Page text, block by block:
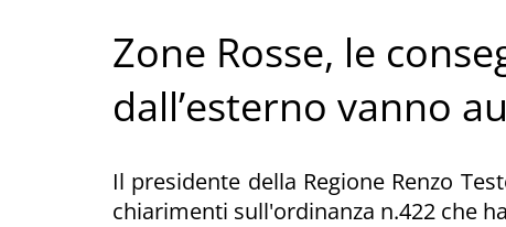
Zone Rosse, le
dall’esterno vanno
Il presidente della Regione Renzo
chiarimenti sull'ordinanza n.422 che